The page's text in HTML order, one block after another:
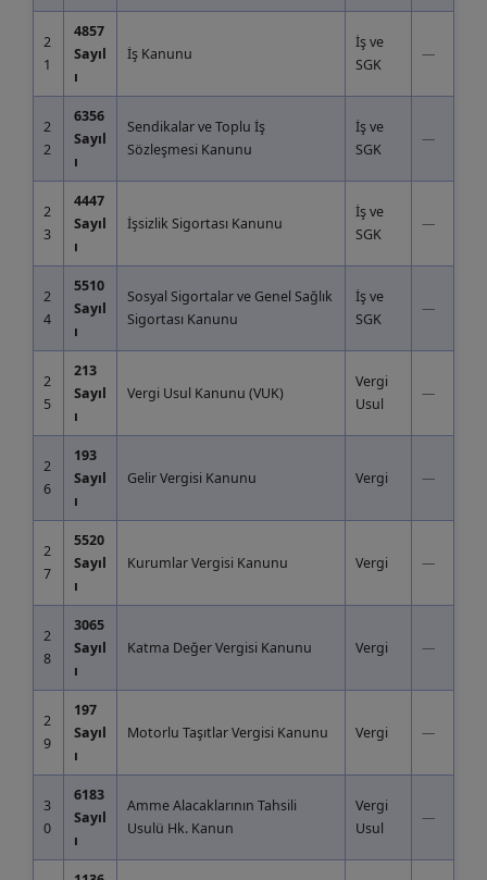
2
1
4857
Sayıl
ı
İş Kanunu
İş ve
SGK
—
2
2
6356
Sayıl
ı
Sendikalar ve Toplu İş
Sözleşmesi Kanunu
İş ve
SGK
—
2
3
4447
Sayıl
ı
İşsizlik Sigortası Kanunu
İş ve
SGK
—
2
4
5510
Sayıl
ı
Sosyal Sigortalar ve Genel Sağlık
Sigortası Kanunu
İş ve
SGK
—
2
5
213
Sayıl
ı
Vergi Usul Kanunu (VUK)
Vergi
Usul
—
2
6
193
Sayıl
ı
Gelir Vergisi Kanunu Vergi —
2
7
5520
Sayıl
ı
Kurumlar Vergisi Kanunu Vergi —
2
8
3065
Sayıl
ı
Katma Değer Vergisi Kanunu Vergi —
2
9
197
Sayıl
ı
Motorlu Taşıtlar Vergisi Kanunu Vergi —
3
0
6183
Sayıl
ı
Amme Alacaklarının Tahsili
Usulü Hk. Kanun
Vergi
Usul
—